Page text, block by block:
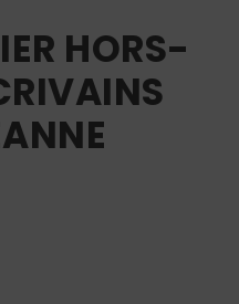
HORS-